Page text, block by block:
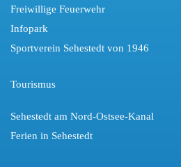
Freiwillige Feuerwehr
Infopark
Sportverein Sehestedt von 1946
Tourismus
Sehestedt am Nord-Ostsee-Kanal
Ferien in Sehestedt